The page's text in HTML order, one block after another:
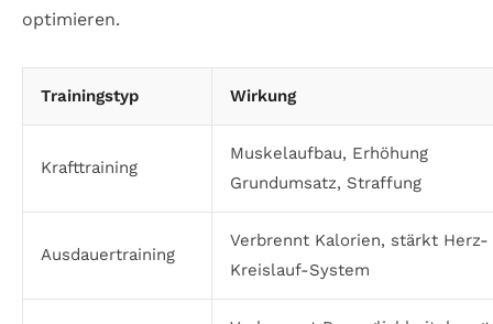
optimieren.
Trainingstyp Wirkung
Krafttraining
Muskelaufbau, Erhöhung
Grundumsatz, Straffung
Ausdauertraining
Verbrennt Kalorien, stärkt Herz-
Kreislauf-System